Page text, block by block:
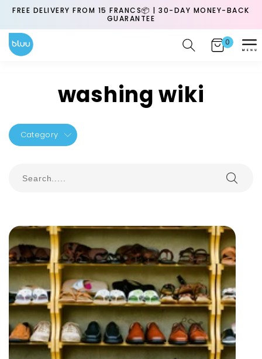
Skip to
FREE DELIVERY FROM 15 FRANCS📦 | 30-DAY MONEY-BACK
GUARANTEE
Cart0
0
items
washing wiki
Category